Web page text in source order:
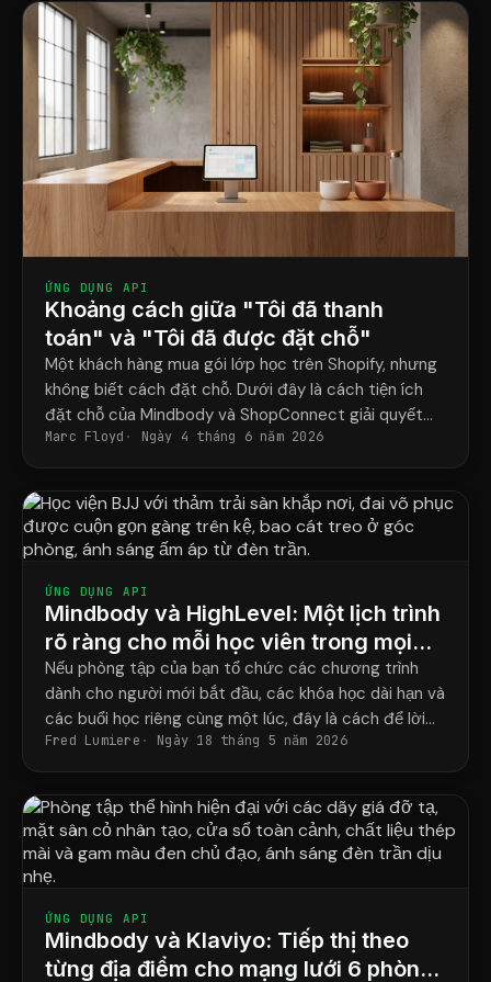
ỨNG DỤNG API
Khoảng cách giữa "Tôi đã thanh
toán" và "Tôi đã được đặt chỗ"
Một khách hàng mua gói lớp học trên Shopify, nhưng
không biết cách đặt chỗ. Dưới đây là cách tiện ích
đặt chỗ của Mindbody và ShopConnect giải quyết
vấn đề đó một cách triệt để.
Marc Floyd Ngày 4 tháng 6 năm 2026
ỨNG DỤNG API
Mindbody và HighLevel: Một lịch trình
rõ ràng cho mỗi học viên trong mọi
chương trình.
Nếu phòng tập của bạn tổ chức các chương trình
dành cho người mới bắt đầu, các khóa học dài hạn và
các buổi học riêng cùng một lúc, đây là cách để lời
nhắc của bạn cuối cùng khớp với lịch học thực tế của
từng học viên.
Fred Lumiere Ngày 18 tháng 5 năm 2026
ỨNG DỤNG API
Mindbody và Klaviyo: Tiếp thị theo
từng địa điểm cho mạng lưới 6 phòng